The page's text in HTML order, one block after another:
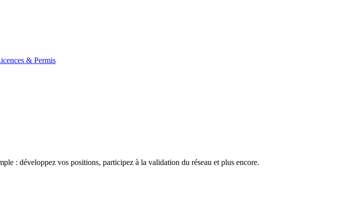
& Permis
: développez vos positions, participez à la validation du réseau et plus encore.